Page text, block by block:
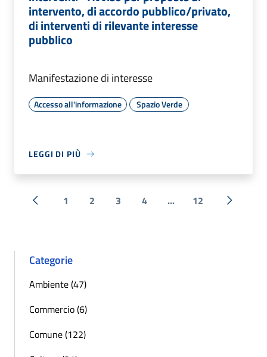
intervento, di accordo pubblico/privato,
di interventi di rilevante interesse
pubblico
Manifestazione di interesse
Accesso all'informazione Spazio Verde
LEGGI DI PIÙ
« Precedente
1 2 3 4 ... 12
Categorie
Ambiente (47)
Commercio (6)
Comune (122)